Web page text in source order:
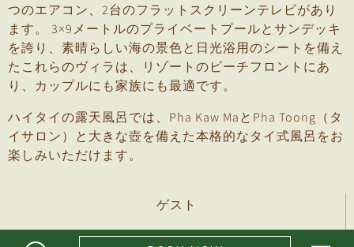
つのエアコン、2台のフラットスクリーンテレビがあり
ます。 3×9メートルのプライベートプールとサンデッキ
を誇り、素晴らしい海の景色と日光浴用のシートを備え
たこれらのヴィラは、リゾートのビーチフロントにあ
り、カップルにも家族にも最適です。
ハイタイの露天風呂では、Pha Kaw MaとPha Toong（タ
イサロン）と大きな壺を備えた本格的なタイ式風呂をお
楽しみいただけます。
ゲスト